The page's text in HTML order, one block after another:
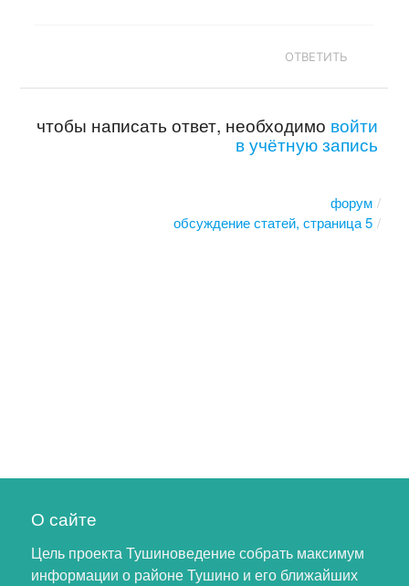
ОТВЕТИТЬ
чтобы написать ответ, необходимо войти
в учётную запись
форум
обсуждение статей, страница 5
О сайте
Цель проекта Тушиноведение собрать максимум
информации о районе Тушино и его ближайших